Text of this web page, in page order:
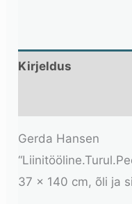
Kirjeldus
Gerda Hansen
37 x 140 cm, õli ja